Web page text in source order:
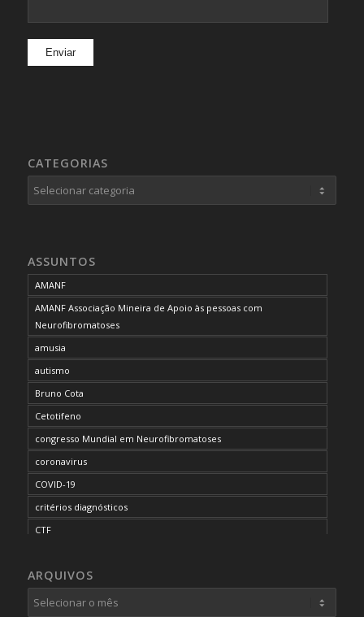
CATEGORIAS
Categorias
ASSUNTOS
AMANF
AMANF Associação Mineira de Apoio às pessoas com
Neurofibromatoses
amusia
autismo
Bruno Cota
Cetotifeno
congresso Mundial em Neurofibromatoses
coronavirus
COVID-19
critérios diagnósticos
CTF
desordem do processamento auditivo
diagnóstico
ARQUIVOS